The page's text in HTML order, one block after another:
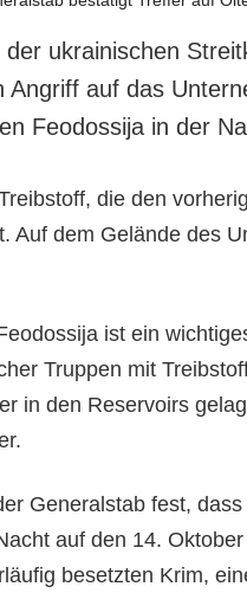
ukrainischen
Angriff auf das
Feodossija in der
die den
Auf dem Gelände des
ist ein
Truppen mit
in den Reservoirs
Generalstab fest,
auf den 14.
besetzten Krim,